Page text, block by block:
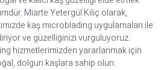
Miarte Yetergül Kılıç olarak,
kaş microblading uygulamaları ile
ve güzelliğinizi vurguluyoruz.
hizmetlerimizden yararlanmak için
dolgun kaşlara sahip olun.